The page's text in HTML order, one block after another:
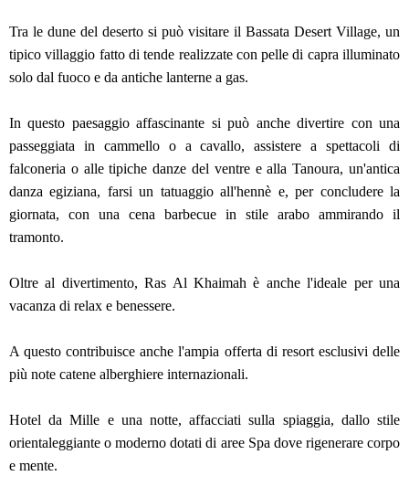
Tra le dune del deserto si può visitare il Bassata Desert Village, un
tipico villaggio fatto di tende realizzate con pelle di capra illuminato
solo dal fuoco e da antiche lanterne a gas.
In questo paesaggio affascinante si può anche divertire con una
passeggiata in cammello o a cavallo, assistere a spettacoli di
falconeria o alle tipiche danze del ventre e alla Tanoura, un'antica
danza egiziana, farsi un tatuaggio all'hennè e, per concludere la
giornata, con una cena barbecue in stile arabo ammirando il
tramonto.
Oltre al divertimento, Ras Al Khaimah è anche l'ideale per una
vacanza di relax e benessere.
A questo contribuisce anche l'ampia offerta di resort esclusivi delle
più note catene alberghiere internazionali.
Hotel da Mille e una notte, affacciati sulla spiaggia, dallo stile
orientaleggiante o moderno dotati di aree Spa dove rigenerare corpo
e mente.